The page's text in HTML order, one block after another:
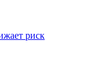
риск